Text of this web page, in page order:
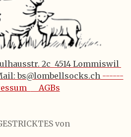
2c 4514 Lommiswil
bs@lombellsocks.ch------
AGBs
von